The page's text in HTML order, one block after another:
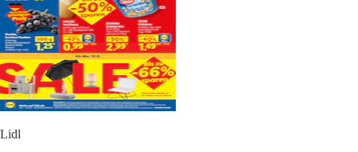
Lidl